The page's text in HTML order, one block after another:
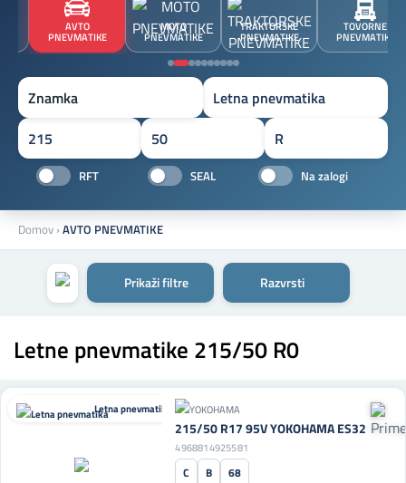
AVTO
PNEVMATIKE
MOTO
PNEVMATIKE
TRAKTORSKE
PNEVMATIKE
TOVORNE
PNEVMATIKE
Znamka
RFT SEAL Na zalogi
Domov ›AVTO PNEVMATIKE
Prikaži filtre Razvrsti
Letne pnevmatike 215/50 R0
Letna pnevmatika
215/50 R17 95V YOKOHAMA ES32
4968814925581
C B
68